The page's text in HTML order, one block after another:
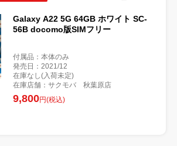
Galaxy A22 5G 64GB ホワイト SC-
56B docomo版SIMフリー
付属品：本体のみ
発売日：2021/12
在庫なし(入荷未定)
在庫店舗：サクモバ 秋葉原店
9,800円(税込)